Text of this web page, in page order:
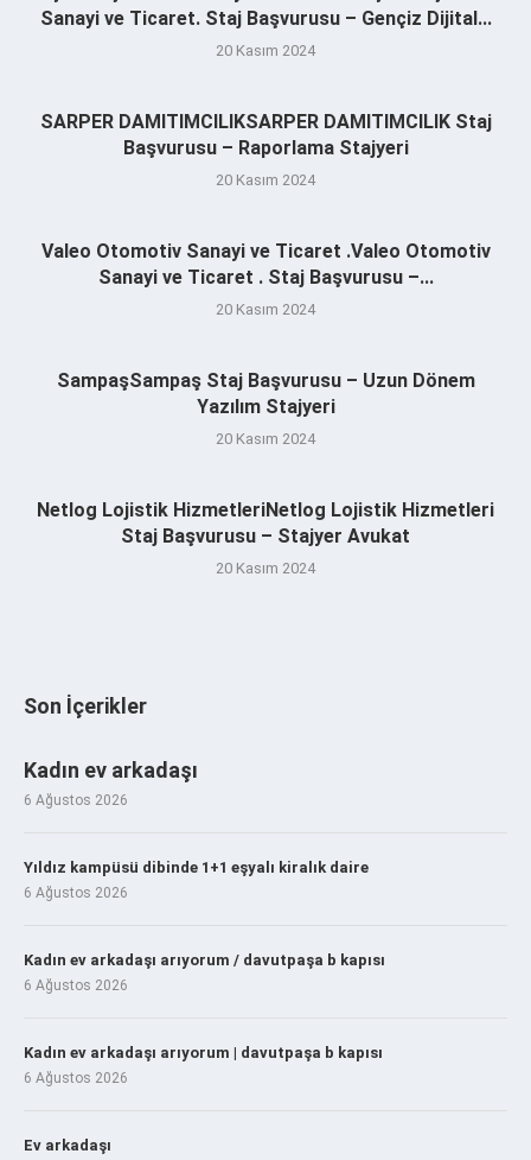
Sanayi ve Ticaret. Staj Başvurusu – Gençiz Dijital...
20 Kasım 2024
SARPER DAMITIMCILIKSARPER DAMITIMCILIK Staj
Başvurusu – Raporlama Stajyeri
20 Kasım 2024
Valeo Otomotiv Sanayi ve Ticaret .Valeo Otomotiv
Sanayi ve Ticaret . Staj Başvurusu –...
20 Kasım 2024
SampaşSampaş Staj Başvurusu – Uzun Dönem
Yazılım Stajyeri
20 Kasım 2024
Netlog Lojistik HizmetleriNetlog Lojistik Hizmetleri
Staj Başvurusu – Stajyer Avukat
20 Kasım 2024
Son İçerikler
Kadın ev arkadaşı
6 Ağustos 2026
Yıldız kampüsü dibinde 1+1 eşyalı kiralık daire
6 Ağustos 2026
Kadın ev arkadaşı arıyorum / davutpaşa b kapısı
6 Ağustos 2026
Kadın ev arkadaşı arıyorum | davutpaşa b kapısı
6 Ağustos 2026
Ev arkadaşı